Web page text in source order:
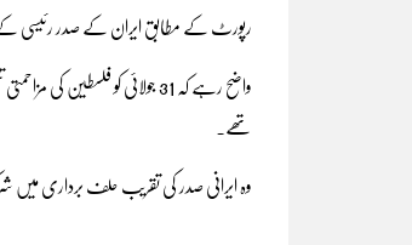
رپورٹ کے مطابق ایران کے صدر رئیسی کے
واضح رہے کہ 31 جولائی کو
تھے۔
وہ ایرانی صدر کی تقریب حلف برداری